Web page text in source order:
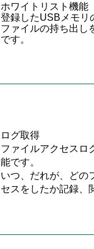
ホワイトリスト機能
登録したUSBメモリ
ファイルの持ち出し
です。
ログ取得
ファイルアクセスロ
能です。
いつ、だれが、どの
セスをしたか記録、